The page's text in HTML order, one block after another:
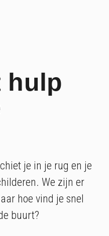
hulp
je in je rug en je
We zijn er
hoe vind je snel
buurt?